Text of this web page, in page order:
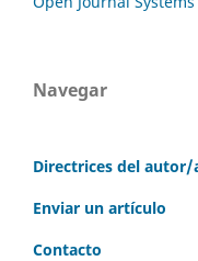
Navegar
Directrices del autor/
Enviar un artículo
Contacto